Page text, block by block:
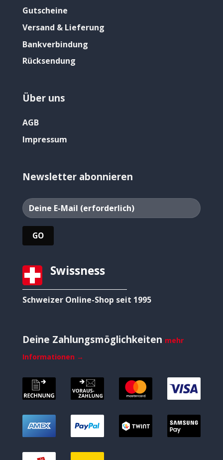
Gutscheine
Versand & Lieferung
Bankverbindung
Rücksendung
Über uns
AGB
Impressum
Newsletter abonnieren
Swissness
Schweizer Online-Shop seit 1995
Deine Zahlungsmöglichkeiten mehr
Informationen →